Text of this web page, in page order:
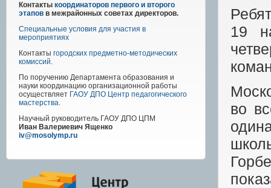
Контакты координаторов первого и второго
этапов в межрайонных советах директоров.
Специальные условия для участия в
мероприятиях
Контакты городских предметно-методических
комиссий.
По поручению Департамента образования и
науки координацию организационной работы
осуществляет ГАОУ ДПО Центр педагогического
мастерства.
Научный руководитель ГАОУ ДПО ЦПМ
Иван Валериевич Ященко
iv@mosolymp.ru
19
во